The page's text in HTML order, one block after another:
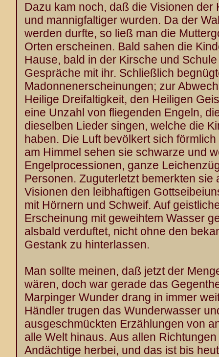
Dazu kam noch, daß die Visionen der
und mannigfaltiger wurden. Da der
werden durfte, so ließ man die
Orten erscheinen. Bald sahen die
Hause, bald in der Kirsche und
Gespräche mit ihr. Schließlich
Madonnenerscheinungen; zur
Heilige Dreifaltigkeit, den Heiligen
eine Unzahl von fliegenden Engeln,
dieselben Lieder singen, welche die
haben. Die Luft bevölkert sich
am Himmel sehen sie schwarze und
Engelprocessionen, ganze
Personen. Zuguterletzt bemerkten sie
Visionen den leibhaftigen
mit Hörnern und Schweif. Auf
Erscheinung mit geweihtem Wasser
alsbald verduftet, nicht ohne den
Gestank zu hinterlassen.
Man sollte meinen, daß jetzt der
wären, doch war gerade das
Marpinger Wunder drang in immer
Händler trugen das Wunderwasser
ausgeschmückten Erzählungen von
alle Welt hinaus. Aus allen
Andächtige herbei, und das ist bis